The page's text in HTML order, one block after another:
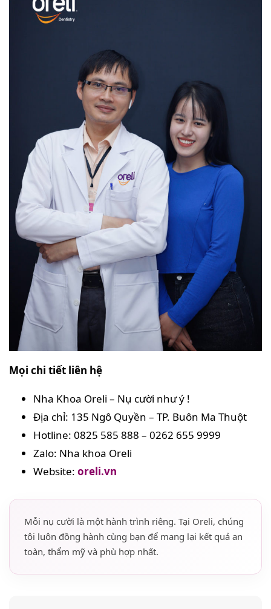
Mọi chi tiết liên hệ
Nha Khoa Oreli – Nụ cười như ý !
Địa chỉ: 135 Ngô Quyền – TP. Buôn Ma Thuột
Hotline: 0825 585 888 – 0262 655 9999
Zalo: Nha khoa Oreli
Website: oreli.vn
Mỗi nụ cười là một hành trình riêng. Tại Oreli, chúng
tôi luôn đồng hành cùng bạn để mang lại kết quả an
toàn, thẩm mỹ và phù hợp nhất.